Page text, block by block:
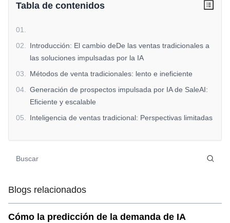
Tabla de contenidos
01
02
Introducción: El cambio deDe las ventas tradicionales a
las soluciones impulsadas por la IA
03
Métodos de venta tradicionales: lento e ineficiente
04
Generación de prospectos impulsada por IA de SaleAI:
Eficiente y escalable
05
Inteligencia de ventas tradicional: Perspectivas limitadas
Información procesable en tiempo real
de escalar
08. Optimización de ventas transfronterizas de SaleAI:
Operaciones globales sin interrupciones
Blogs relacionados
Cómo la predicción de la demanda de IA